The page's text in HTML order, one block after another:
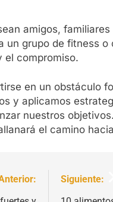
amigos,
un grupo de fitness
el compromiso.
en un obstáculo
y aplicamos
nuestros
el camino
Siguiente: